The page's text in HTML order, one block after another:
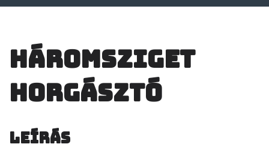
Háromsziget
horgásztó
Leírás